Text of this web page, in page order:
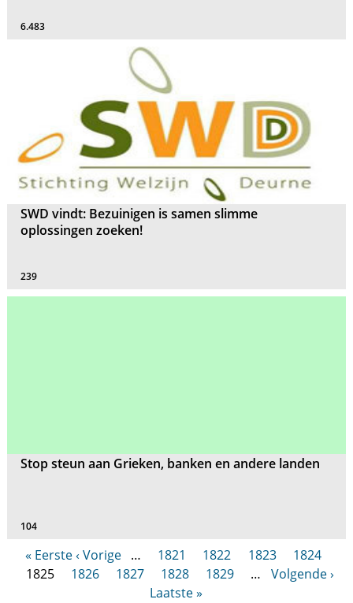
6.483
SWD vindt: Bezuinigen is samen slimme
oplossingen zoeken!
239
Stop steun aan Grieken, banken en andere landen
104
« Eerste ‹ Vorige … 1821 1822 1823
1824
1825
1826 1827 1828 1829 …
Volgende ›
Laatste »